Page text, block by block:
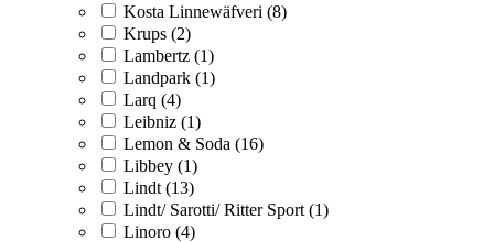
Kosta Linnewäfveri (8)
Krups (2)
Lambertz (1)
Landpark (1)
Larq (4)
Leibniz (1)
Lemon & Soda (16)
Libbey (1)
Lindt (13)
Lindt/ Sarotti/ Ritter Sport (1)
Linoro (4)